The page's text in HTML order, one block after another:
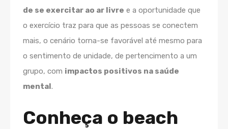
de se exercitar ao ar livre e a oportunidade que
o exercício traz para que as pessoas se conectem
mais, o cenário torna-se favorável até mesmo para
o sentimento de unidade, de pertencimento a um
grupo, com impactos positivos na saúde
mental.
Conheça o beach